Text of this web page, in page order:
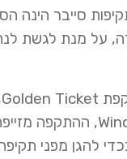
סייבר
מנת לגשת